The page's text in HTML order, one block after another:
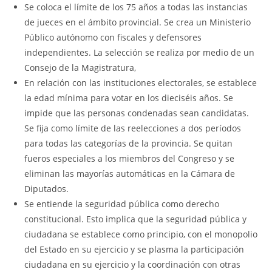
Se coloca el límite de los 75 años a todas las instancias
de jueces en el ámbito provincial. Se crea un Ministerio
Público autónomo con fiscales y defensores
independientes. La selección se realiza por medio de un
Consejo de la Magistratura,
En relación con las instituciones electorales, se establece
la edad mínima para votar en los dieciséis años. Se
impide que las personas condenadas sean candidatas.
Se fija como límite de las reelecciones a dos períodos
para todas las categorías de la provincia. Se quitan
fueros especiales a los miembros del Congreso y se
eliminan las mayorías automáticas en la Cámara de
Diputados.
Se entiende la seguridad pública como derecho
constitucional. Esto implica que la seguridad pública y
ciudadana se establece como principio, con el monopolio
del Estado en su ejercicio y se plasma la participación
ciudadana en su ejercicio y la coordinación con otras